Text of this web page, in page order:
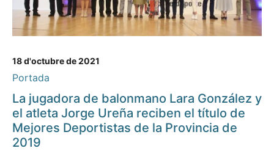
18 d'octubre de 2021
Portada
La jugadora de balonmano Lara González y
el atleta Jorge Ureña reciben el título de
Mejores Deportistas de la Provincia de
2019